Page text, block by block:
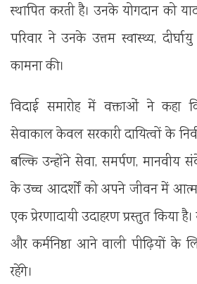
स्थापित करती है। उनके योगदान को
परिवार ने उनके उत्तम स्वास्थ्य,
कामना की।
विदाई समारोह में वक्ताओं ने कहा
सेवाकाल केवल सरकारी दायित्वों के
बल्कि उन्होंने सेवा, समर्पण,
के उच्च आदर्शों को अपने जीवन में
एक प्रेरणादायी उदाहरण प्रस्तुत किया
और कर्मनिष्ठा आने वाली पीढ़ियों के
रहेंगे।